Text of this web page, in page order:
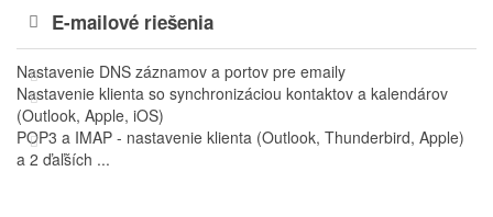
E-mailové riešenia
Nastavenie DNS záznamov a portov pre emaily
Nastavenie klienta so synchronizáciou kontaktov a kalendárov
(Outlook, Apple, iOS)
POP3 a IMAP - nastavenie klienta (Outlook, Thunderbird, Apple)
a 2 ďaľších ...